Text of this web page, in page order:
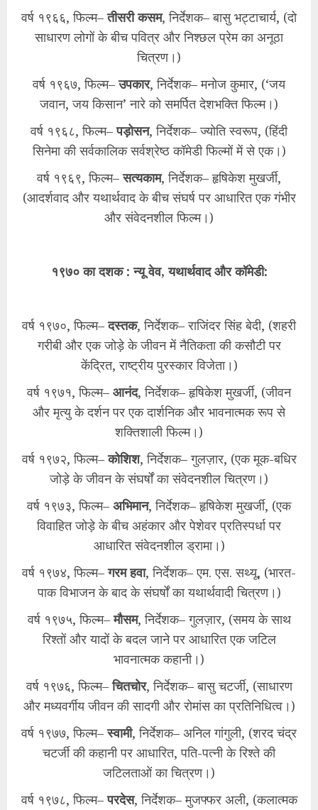
वर्ष १९६६, फिल्म–तीसरी कसम, निर्देशक– बासु भट्टाचार्य, (दो
साधारण लोगों के बीच पवित्र और निश्छल प्रेम का अनूठा
चित्रण।)
वर्ष १९६७, फिल्म–उपकार, निर्देशक– मनोज कुमार, (‘जय
जवान, जय किसान’ नारे को समर्पित देशभक्ति फिल्म।)
वर्ष १९६८, फिल्म–पड़ोसन, निर्देशक– ज्योति स्वरूप, (हिंदी
सिनेमा की सर्वकालिक सर्वश्रेष्ठ कॉमेडी फिल्मों में से एक।)
वर्ष १९६९, फिल्म–सत्यकाम, निर्देशक– हृषिकेश मुखर्जी,
(आदर्शवाद और यथार्थवाद के बीच संघर्ष पर आधारित एक गंभीर
और संवेदनशील फिल्म।)
१९७० का दशक : न्यू वेव, यथार्थवाद और कॉमेडी:
वर्ष १९७०, फिल्म–दस्तक, निर्देशक– राजिंदर सिंह बेदी, (शहरी
गरीबी और एक जोड़े के जीवन में नैतिकता की कसौटी पर
केंद्रित, राष्ट्रीय पुरस्कार विजेता।)
वर्ष १९७१, फिल्म– आनंद, निर्देशक– हृषिकेश मुखर्जी, (जीवन
और मृत्यु के दर्शन पर एक दार्शनिक और भावनात्मक रूप से
शक्तिशाली फिल्म।)
वर्ष १९७२, फिल्म–कोशिश, निर्देशक– गुलज़ार, (एक मूक-बधिर
जोड़े के जीवन के संघर्षों का संवेदनशील चित्रण।)
वर्ष १९७३, फिल्म– अभिमान, निर्देशक– हृषिकेश मुखर्जी, (एक
विवाहित जोड़े के बीच अहंकार और पेशेवर प्रतिस्पर्धा पर
आधारित संवेदनशील ड्रामा।)
वर्ष १९७४, फिल्म–गरम हवा, निर्देशक– एम. एस. सथ्यू, (भारत-
पाक विभाजन के बाद के संघर्षों का यथार्थवादी चित्रण।)
वर्ष १९७५, फिल्म–मौसम, निर्देशक– गुलज़ार, (समय के साथ
रिश्तों और यादों के बदल जाने पर आधारित एक जटिल
भावनात्मक कहानी।)
वर्ष १९७६, फिल्म–चितचोर, निर्देशक– बासु चटर्जी, (साधारण
और मध्यवर्गीय जीवन की सादगी और रोमांस का प्रतिनिधित्व।)
वर्ष १९७७, फिल्म–स्वामी, निर्देशक– अनिल गांगुली, (शरद चंद्र
चटर्जी की कहानी पर आधारित, पति-पत्नी के रिश्ते की
जटिलताओं का चित्रण।)
वर्ष १९७८, फिल्म–परदेस, निर्देशक– मुजफ्फर अली, (कलात्मक